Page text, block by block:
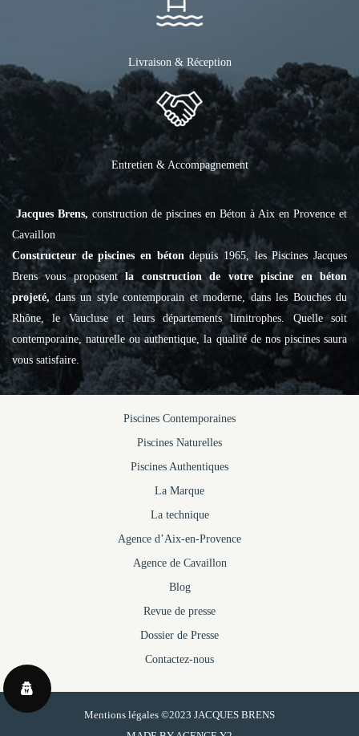
Livraison & Réception
Entretien & Accompagnement
Jacques Brens, construction de piscines en Béton à Aix en Provence et
Cavaillon
Constructeur de piscines en bétondepuis 1965, les Piscines Jacques
Brens vous proposentla construction de votre piscine en béton
projeté, dans un style contemporain et moderne, dans les Bouches du
Rhône, le Vaucluse et leurs départements limitrophes. Quelle soit
contemporaine, naturelle ou authentique, la qualité de nos piscines saura
vous satisfaire.
Piscines Contemporaines
Piscines Naturelles
Piscines Authentiques
La Marque
La technique
Agence d’Aix-en-Provence
Agence de Cavaillon
Blog
Revue de presse
Dossier de Presse
Contactez-nous
Mentions légales ©2023 JACQUES BRENS